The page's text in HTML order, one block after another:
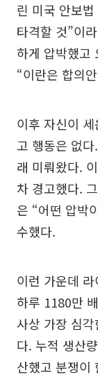
린 미국 안보
타격할 것”이
하게 압박했고
“이란은 합의
이후 자신이
고 행동은 없
래 미뤄왔다.
차 경고했다.
은 “어떤 압박
수했다.
이런 가운데
하루 1180만
사상 가장 심
다. 누적 생산
산했고 분쟁이